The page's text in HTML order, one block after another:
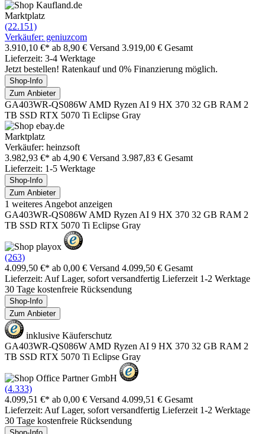
Marktplatz
(22.151)
Verkäufer: geniuzcom
3.910,10 €* ab 8,90 € Versand 3.919,00 € Gesamt
Lieferzeit: 3-4 Werktage
Jetzt bestellen! Ratenkauf und 0% Finanzierung möglich.
Shop-Info
Zum Anbieter
GA403WR-QS086W AMD Ryzen AI 9 HX 370 32 GB RAM 2
TB SSD RTX 5070 Ti Eclipse Gray
Marktplatz
Verkäufer: heinzsoft
3.982,93 €* ab 4,90 € Versand 3.987,83 € Gesamt
Lieferzeit: 1-5 Werktage
Shop-Info
Zum Anbieter
1 weiteres Angebot anzeigen
GA403WR-QS086W AMD Ryzen AI 9 HX 370 32 GB RAM 2
TB SSD RTX 5070 Ti Eclipse Gray
(263)
4.099,50 €* ab 0,00 € Versand 4.099,50 € Gesamt
Lieferzeit: Auf Lager, sofort versandfertig Lieferzeit 1-2 Werktage
30 Tage kostenfreie Rücksendung
Shop-Info
Zum Anbieter
inklusive Käuferschutz
GA403WR-QS086W AMD Ryzen AI 9 HX 370 32 GB RAM 2
TB SSD RTX 5070 Ti Eclipse Gray
(4.333)
4.099,51 €* ab 0,00 € Versand 4.099,51 € Gesamt
Lieferzeit: Auf Lager, sofort versandfertig Lieferzeit 1-2 Werktage
30 Tage kostenfreie Rücksendung